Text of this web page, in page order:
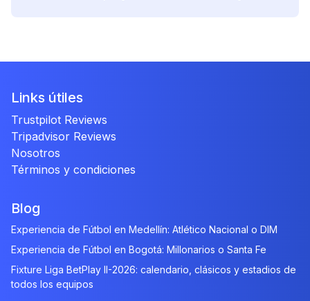
Links útiles
Trustpilot Reviews
Tripadvisor Reviews
Nosotros
Términos y condiciones
Blog
Experiencia de Fútbol en Medellín: Atlético Nacional o DIM
Experiencia de Fútbol en Bogotá: Millonarios o Santa Fe
Fixture Liga BetPlay II-2026: calendario, clásicos y estadios de
todos los equipos